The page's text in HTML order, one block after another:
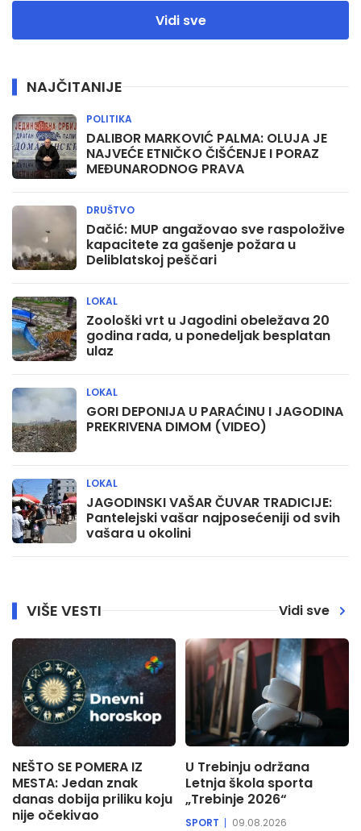
Vidi sve
NAJČITANIJE
DALIBOR MARKOVIĆ PALMA: OLUJA JE
NAJVEĆE ETNIČKO ČIŠĆENJE I PORAZ
MEĐUNARODNOG PRAVA
POLITIKA
Dačić: MUP angažovao sve raspoložive
kapacitete za gašenje požara u
Deliblatskoj peščari
DRUŠTVO
Zoološki vrt u Jagodini obeležava 20
godina rada, u ponedeljak besplatan
ulaz
LOKAL
GORI DEPONIJA U PARAĆINU I JAGODINA
PREKRIVENA DIMOM (VIDEO)
LOKAL
JAGODINSKI VAŠAR ČUVAR TRADICIJE:
Pantelejski vašar najposećeniji od svih
vašara u okolini
LOKAL
VIŠE VESTI Vidi sve
NEŠTO SE POMERA IZ
MESTA: Jedan znak
danas dobija priliku koju
nije očekivao
U Trebinju održana
Letnja škola sporta
„Trebinje 2026“
SPORT 09.08.2026